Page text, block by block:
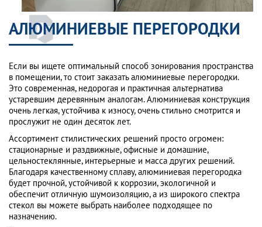
АЛЮМИНИЕВЫЕ ПЕРЕГОРОДКИ
Если вы ищете оптимальный способ зонирования пространства
в помещении, то стоит заказать алюминиевые перегородки.
Это современная, недорогая и практичная альтернатива
устаревшим деревянным аналогам. Алюминиевая конструкция
очень легкая, устойчива к износу, очень стильно смотрится и
прослужит не один десяток лет.
Ассортимент стилистических решений просто огромен:
стационарные и раздвижные, офисные и домашние,
цельностеклянные, интерьерные и масса других решений.
Благодаря качественному сплаву, алюминиевая перегородка
будет прочной, устойчивой к коррозии, экологичной и
обеспечит отличную шумоизоляцию, а из широкого спектра
стекол вы можете выбрать наиболее подходящее по
назначению.